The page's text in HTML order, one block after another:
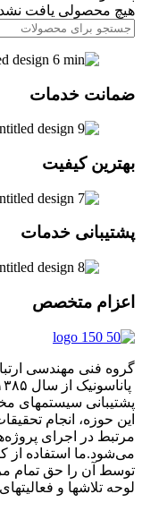
هیچ محصولی یافت
ضمانت خدمات
بهترین کیفیت
پشتیبانی خدمات
اعزام متخصص
گروه فنی مهندسی
پشتیبانی سیستمهای
این حوزه، انجام
مرتبط در اجرای
می‌شود.ما استفاده از
توسط آن را حق تمام
لوحه تلاشها و